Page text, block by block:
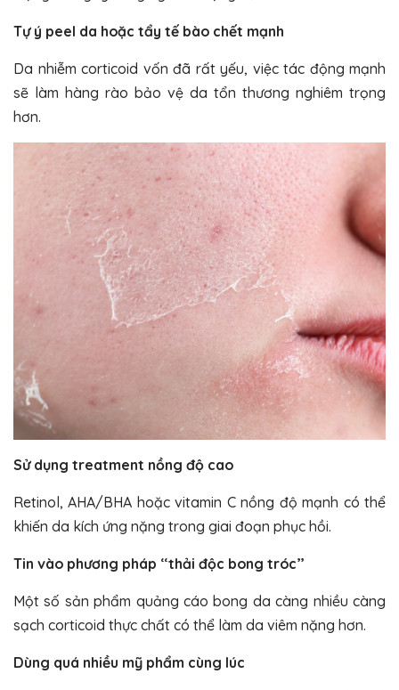
Tự ý peel da hoặc tẩy tế bào chết mạnh
Da nhiễm corticoid vốn đã rất yếu, việc tác động mạnh
sẽ làm hàng rào bảo vệ da tổn thương nghiêm trọng
hơn.
Sử dụng treatment nồng độ cao
Retinol, AHA/BHA hoặc vitamin C nồng độ mạnh có thể
khiến da kích ứng nặng trong giai đoạn phục hồi.
Tin vào phương pháp “thải độc bong tróc”
Một số sản phẩm quảng cáo bong da càng nhiều càng
sạch corticoid thực chất có thể làm da viêm nặng hơn.
Dùng quá nhiều mỹ phẩm cùng lúc